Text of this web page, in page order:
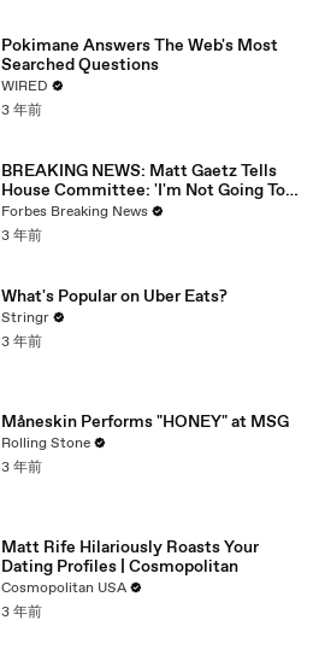
Pokimane Answers The Web's Most
Searched Questions
WIRED
3 年前
BREAKING NEWS: Matt Gaetz Tells
House Committee: 'I'm Not Going To
Vote For A Continuing Resolution'
Forbes Breaking News
3 年前
What's Popular on Uber Eats?
Stringr
3 年前
Måneskin Performs "HONEY" at MSG
Rolling Stone
3 年前
Matt Rife Hilariously Roasts Your
Dating Profiles | Cosmopolitan
Cosmopolitan USA
3 年前